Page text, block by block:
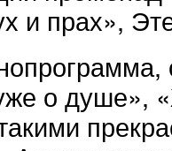
и прах»,
о душе»,